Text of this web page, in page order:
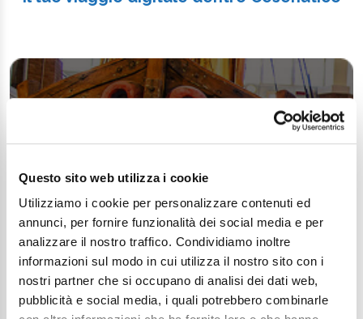
Questo sito web utilizza i cookie
Utilizziamo i cookie per personalizzare contenuti ed
annunci, per fornire funzionalità dei social media e per
analizzare il nostro traffico. Condividiamo inoltre
informazioni sul modo in cui utilizza il nostro sito con i
nostri partner che si occupano di analisi dei dati web,
pubblicità e social media, i quali potrebbero combinarle